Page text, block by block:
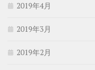
2019年4月
2019年3月
2019年2月